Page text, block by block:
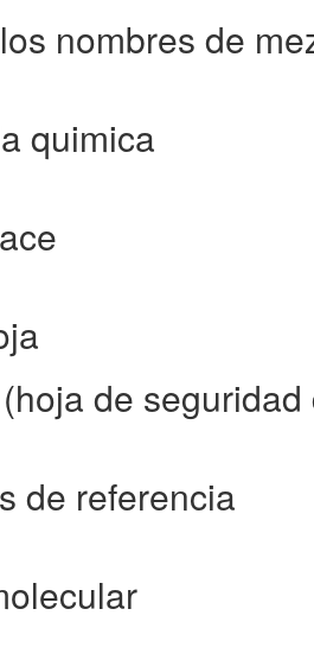
nombres de
quimica
de
de referencia